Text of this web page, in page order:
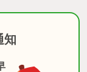
知